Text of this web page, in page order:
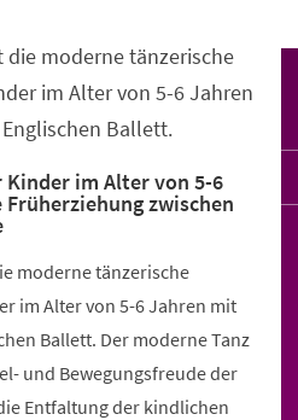
die moderne tänzerische
im Alter von 5-6 Jahren
Ballett.
im Alter von 5-6
zwischen
moderne tänzerische
im Alter von 5-6 Jahren mit
Ballett. Der moderne Tanz
und Bewegungsfreude der
Entfaltung der kindlichen